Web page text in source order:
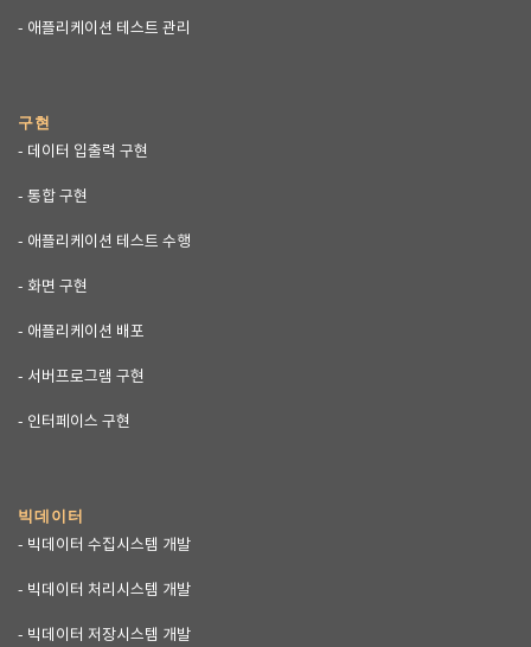
- 애플리케이션 테스트 관리
구현
- 데이터 입출력 구현
- 통합 구현
- 애플리케이션 테스트 수행
- 화면 구현
- 애플리케이션 배포
- 서버프로그램 구현
- 인터페이스 구현
빅데이터
- 빅데이터 수집시스템 개발
- 빅데이터 처리시스템 개발
- 빅데이터 저장시스템 개발